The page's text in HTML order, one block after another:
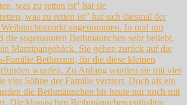
was zu retten ist" hat sic